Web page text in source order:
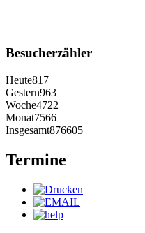
Besucherzähler
Heute817
Gestern963
Woche4722
Monat7566
Insgesamt876605
Termine